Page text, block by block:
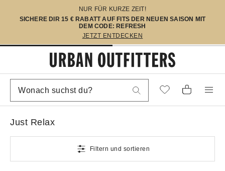
NUR FÜR KURZE ZEIT!
SICHERE DIR 15 € RABATT AUF FITS DER NEUEN SAISON MIT
DEM CODE: REFRESH
JETZT ENTDECKEN
Just Relax
Filtern und sortieren